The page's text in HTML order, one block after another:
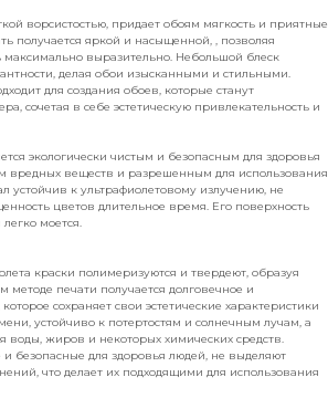
ворсистостью, придает обоям мягкость и приятные
получается яркой и насыщенной, , позволяя
максимально выразительно. Небольшой блеск
делая обои изысканными и стильными.
для создания обоев, которые станут
сочетая в себе эстетическую привлекательность и
экологически чистым и безопасным для здоровья
вредных веществ и разрешенным для использования
устойчив к ультрафиолетовому излучению, не
цветов длительное время. Его поверхность
моется.
краски полимеризуются и твердеют, образуя
методе печати получается долговечное и
сохраняет свои эстетические характеристики
устойчиво к потертостям и солнечным лучам, а
воды, жиров и некоторых химических средств.
и безопасные для здоровья людей, не выделяют
что делает их подходящими для использования